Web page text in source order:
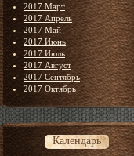
2017 Март
2017 Апрель
2017 Май
2017 Июнь
2017 Июль
2017 Август
2017 Сентябрь
2017 Октябрь
Календарь